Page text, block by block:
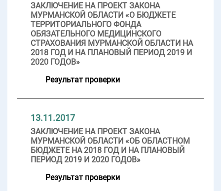
ЗАКЛЮЧЕНИЕ НА ПРОЕКТ ЗАКОНА
МУРМАНСКОЙ ОБЛАСТИ «О БЮДЖЕТЕ
ТЕРРИТОРИАЛЬНОГО ФОНДА
ОБЯЗАТЕЛЬНОГО МЕДИЦИНСКОГО
СТРАХОВАНИЯ МУРМАНСКОЙ ОБЛАСТИ НА
2018 ГОД И НА ПЛАНОВЫЙ ПЕРИОД 2019 И
2020 ГОДОВ»
Результат проверки
13.11.2017
ЗАКЛЮЧЕНИЕ НА ПРОЕКТ ЗАКОНА
МУРМАНСКОЙ ОБЛАСТИ «ОБ ОБЛАСТНОМ
БЮДЖЕТЕ НА 2018 ГОД И НА ПЛАНОВЫЙ
ПЕРИОД 2019 И 2020 ГОДОВ»
Результат проверки